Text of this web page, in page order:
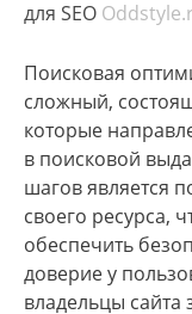
для SEO
Поисковая
сложный,
которые
в поисковой
шагов является
своего ресурса,
обеспечить
доверие у
владельцы сайта